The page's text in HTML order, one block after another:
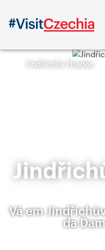
Jindřichův Hradec
Vá em
da